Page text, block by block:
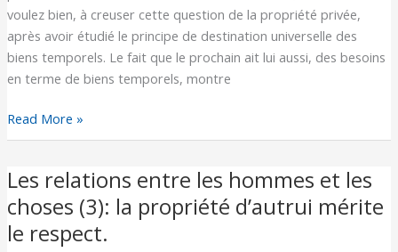
voulez bien, à creuser cette question de la propriété privée,
après avoir étudié le principe de destination universelle des
biens temporels. Le fait que le prochain ait lui aussi, des besoins
en terme de biens temporels, montre
choses
(2):
la
propriété
privée.
Read More »
Les relations entre les hommes et les
choses (3): la propriété d’autrui mérite
le respect.
Les
relations
entre
les